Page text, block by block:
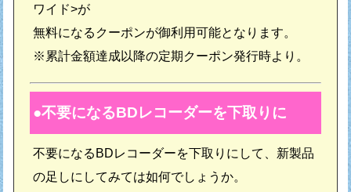
ワイド>が
無料になるクーポンが御利用可能となります。
※累計金額達成以降の定期クーポン発行時より。
不要になるBDレコーダーを下取りに
不要になるBDレコーダーを下取りにして、新製品
の足しにしてみては如何でしょうか。